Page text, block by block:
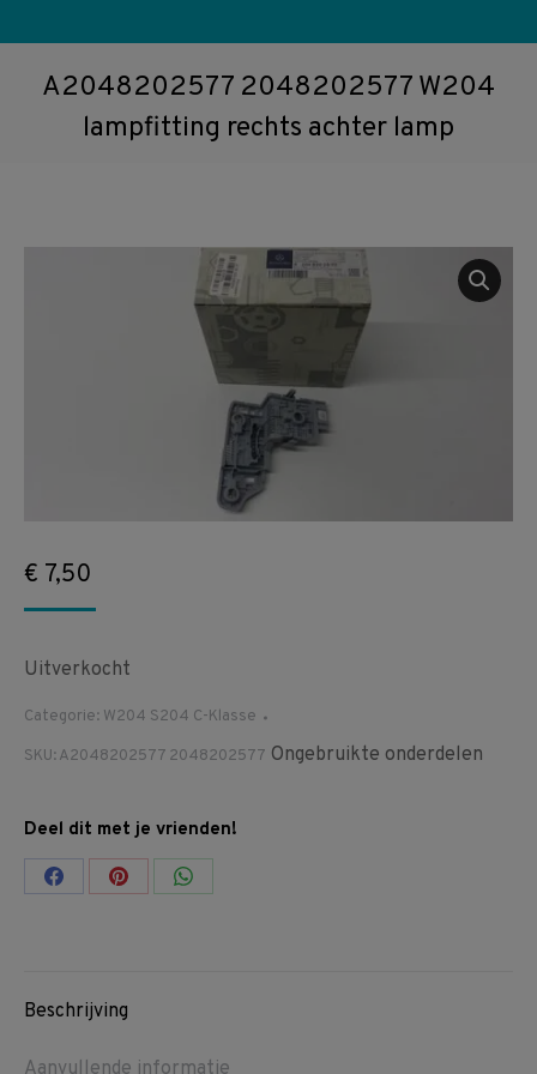
A2048202577 2048202577 W204
lampfitting rechts achter lamp
€ 7,50
Uitverkocht
Categorie: W204 S204 C-Klasse
SKU:A2048202577 2048202577 Ongebruikte onderdelen
Deel dit met je vrienden!
Share Share Share
Beschrijving